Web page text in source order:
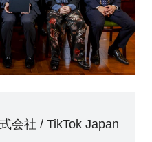
会社 / TikTok Japan